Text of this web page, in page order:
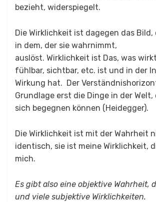
bezieht, widerspiegelt.
Die Wirklichkeit ist dagegen das Bild,
in dem, der sie wahrnimmt,
auslöst. Wirklichkeit ist Das, was
fühlbar, sichtbar, etc. ist und in der
Wirkung hat. Der
Grundlage erst die Dinge in der Welt,
sich begegnen können (Heidegger).
Die Wirklichkeit ist mit der Wahrheit
identisch, sie ist meine Wirklichkeit,
mich.
Es gibt also eine objektive Wahrheit,
und viele subjektive Wirklichkeiten.